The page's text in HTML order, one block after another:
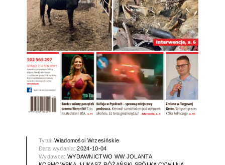
Tytuł:Wiadomości Wrzesińskie
Data wydania:2024-10-04
Wydawca: WYDAWNICTWO WW JOLANTA